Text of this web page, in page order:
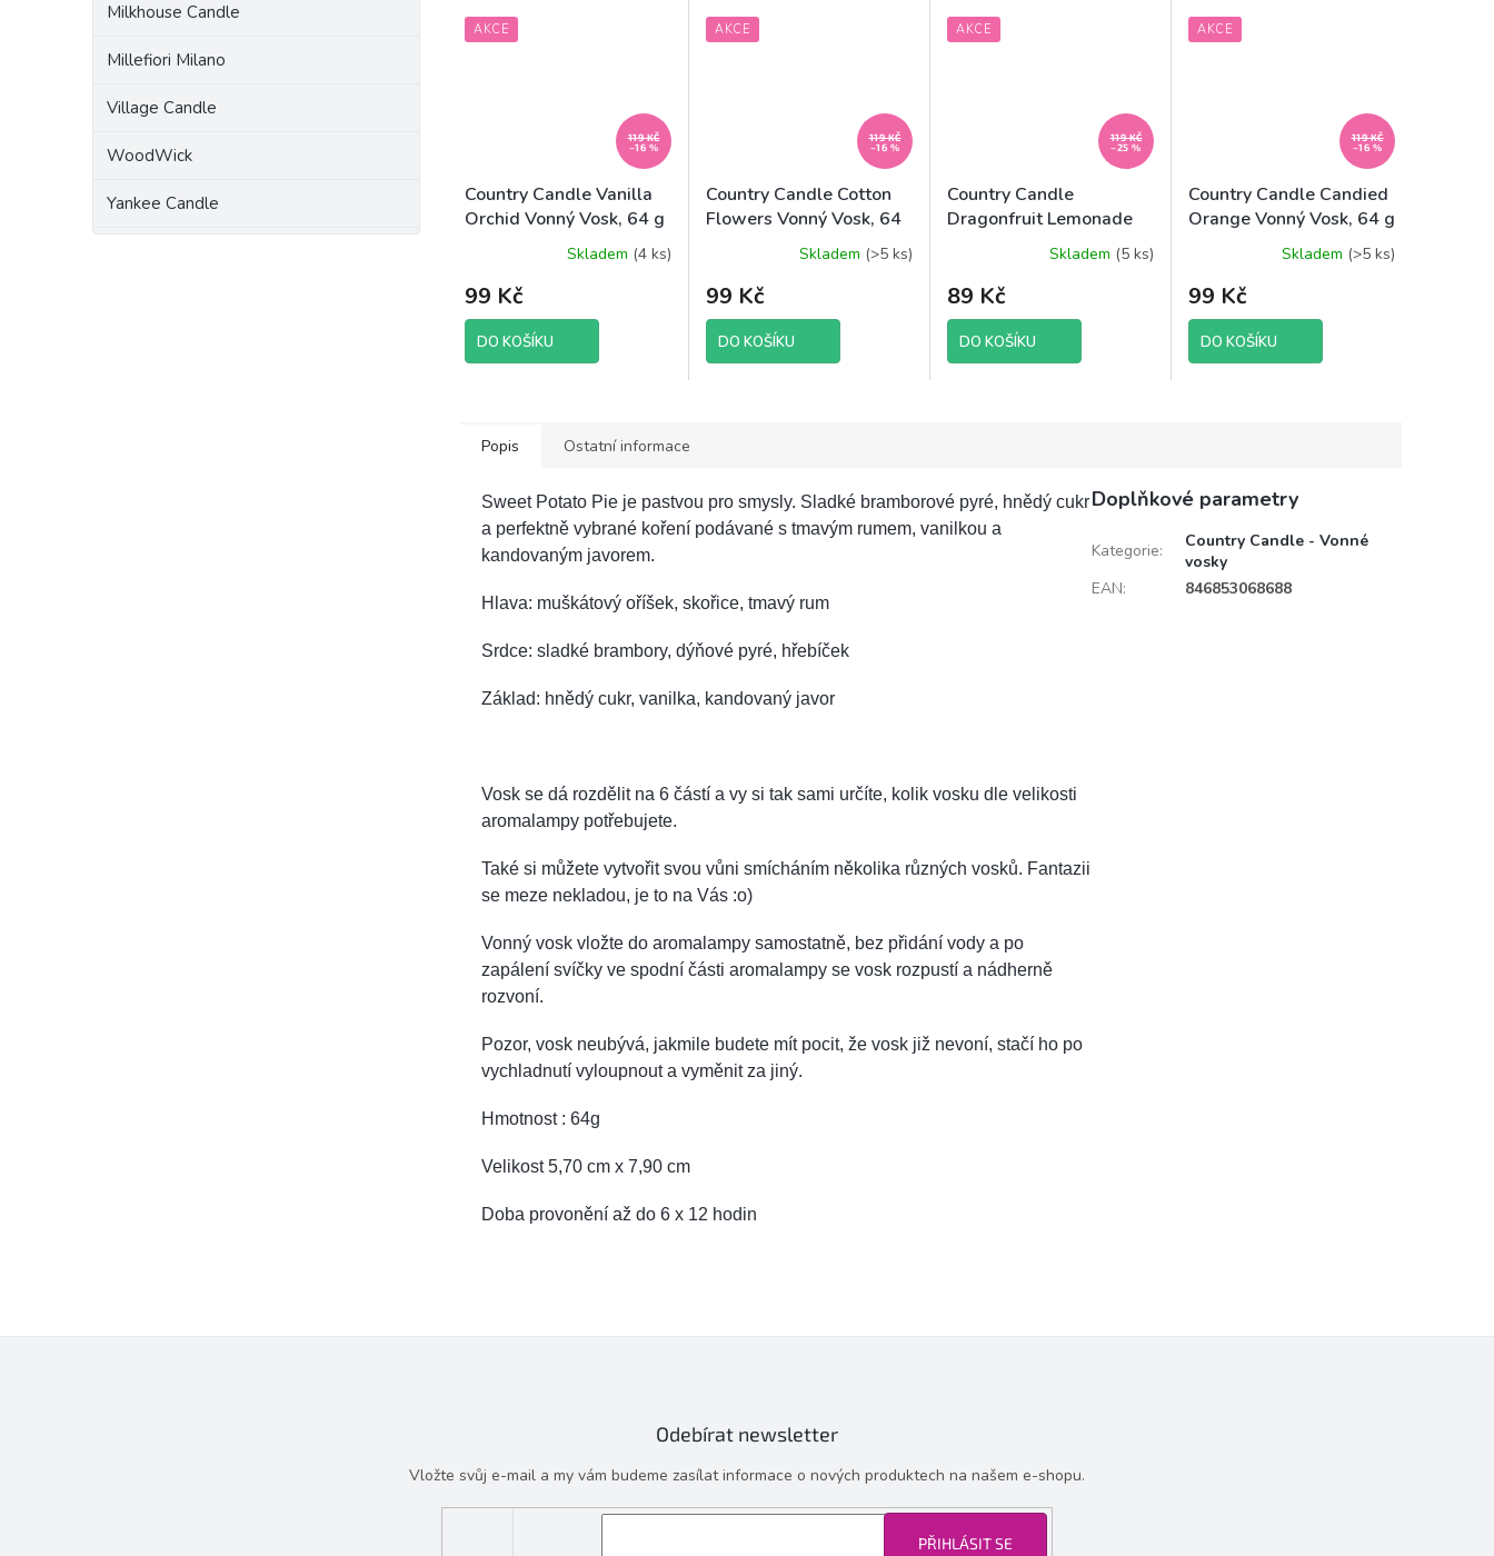
Milkhouse Candle
Millefiori Milano
Village Candle
WoodWick
Yankee Candle
AKCE
119 KČ
–16 %
Country Candle Vanilla
Orchid Vonný Vosk, 64 g
Skladem (4 ks)
99 Kč
DO KOŠÍKU
AKCE
119 KČ
–16 %
Country Candle Cotton
Flowers Vonný Vosk, 64
Skladem (>5 ks)
99 Kč
DO KOŠÍKU
AKCE
119 KČ
–25 %
Country Candle
Dragonfruit Lemonade
Vonný Vosk, 64 g
Skladem (5 ks)
89 Kč
DO KOŠÍKU
AKCE
119 KČ
–16 %
Country Candle Candied
Orange Vonný Vosk, 64 g
produktu
je
5,0
z
Skladem (>5 ks)
99 Kč
DO KOŠÍKU
Popis Ostatní informace
Sweet Potato Pie je pastvou pro smysly. Sladké bramborové pyré, hnědý cukr
a perfektně vybrané koření podávané s tmavým rumem, vanilkou a
kandovaným javorem.
Hlava: muškátový oříšek, skořice, tmavý rum
Srdce: sladké brambory, dýňové pyré, hřebíček
Základ: hnědý cukr, vanilka, kandovaný javor
Vosk se dá rozdělit na 6 částí a vy si tak sami určíte, kolik vosku dle velikosti
aromalampy potřebujete.
Také si můžete vytvořit svou vůni smícháním několika různých vosků. Fantazii
se meze nekladou, je to na Vás :o)
Vonný vosk vložte do aromalampy samostatně, bez přidání vody a po
zapálení svíčky ve spodní části aromalampy se vosk rozpustí a nádherně
rozvoní.
Pozor, vosk neubývá, jakmile budete mít pocit, že vosk již nevoní, stačí ho po
vychladnutí vyloupnout a vyměnit za jiný.
Hmotnost : 64g
Velikost 5,70 cm x 7,90 cm
Doba provonění až do 6 x 12 hodin
Doplňkové parametry
Kategorie:
Country Candle - Vonné
vosky
EAN: 846853068688
Odebírat newsletter
Vložte svůj e-mail a my vám budeme zasílat informace o nových produktech na našem e-shopu.
PŘIHLÁSIT SE